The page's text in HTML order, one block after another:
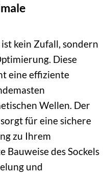
kein Zufall, sondern
Diese
eine effiziente
Wellen. Der
für eine sichere
zu Ihrem
Bauweise des Sockels
und